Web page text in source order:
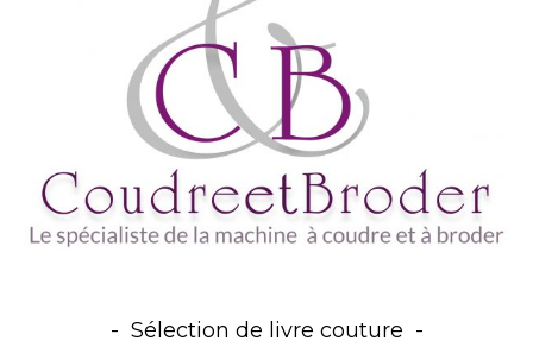
Sélection de livre couture